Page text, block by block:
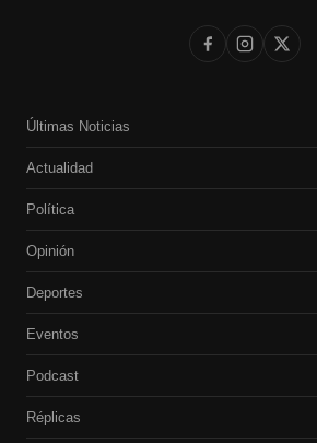
Últimas Noticias
Actualidad
Política
Opinión
Deportes
Eventos
Podcast
Réplicas